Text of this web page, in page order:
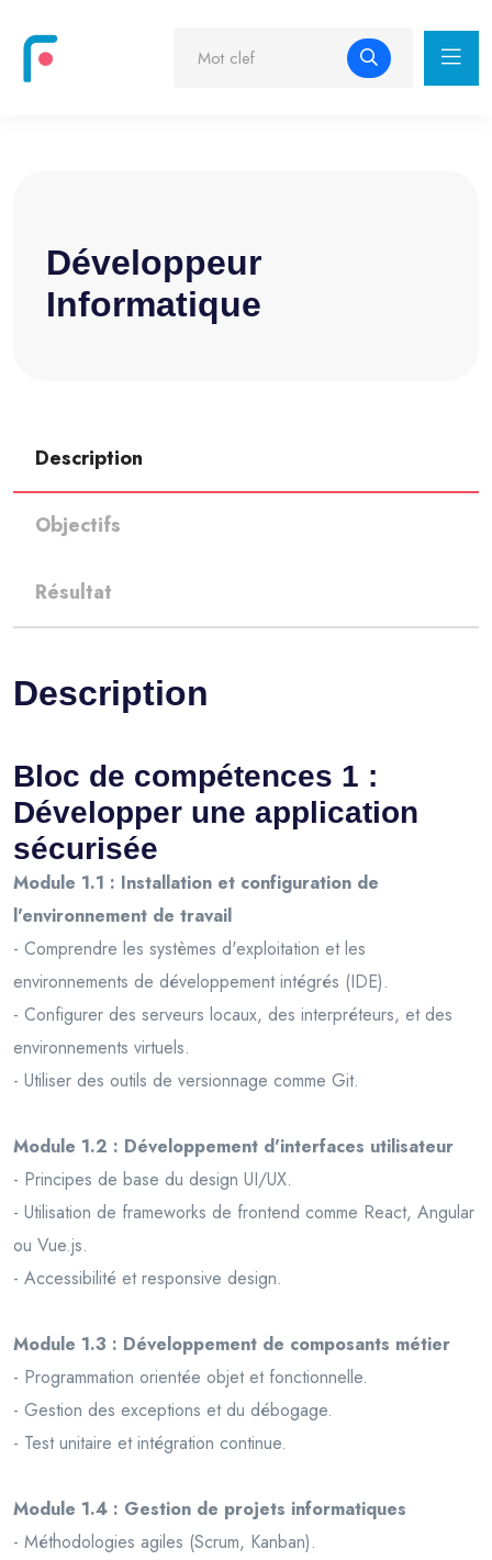
Développeur
Informatique
Description
Objectifs
Résultat
Description
Bloc de compétences 1 :
Développer une application
sécurisée
Module 1.1 : Installation et configuration de
l'environnement de travail
- Comprendre les systèmes d'exploitation et les
environnements de développement intégrés (IDE).
- Configurer des serveurs locaux, des interpréteurs, et des
environnements virtuels.
- Utiliser des outils de versionnage comme Git.
Module 1.2 : Développement d'interfaces utilisateur
- Principes de base du design UI/UX.
- Utilisation de frameworks de frontend comme React, Angular
ou Vue.js.
- Accessibilité et responsive design.
Module 1.3 : Développement de composants métier
- Programmation orientée objet et fonctionnelle.
- Gestion des exceptions et du débogage.
- Test unitaire et intégration continue.
Module 1.4 : Gestion de projets informatiques
- Méthodologies agiles (Scrum, Kanban).